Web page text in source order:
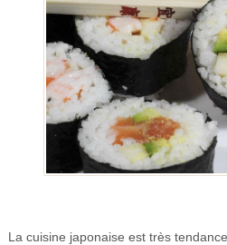
La cuisine japonaise est très